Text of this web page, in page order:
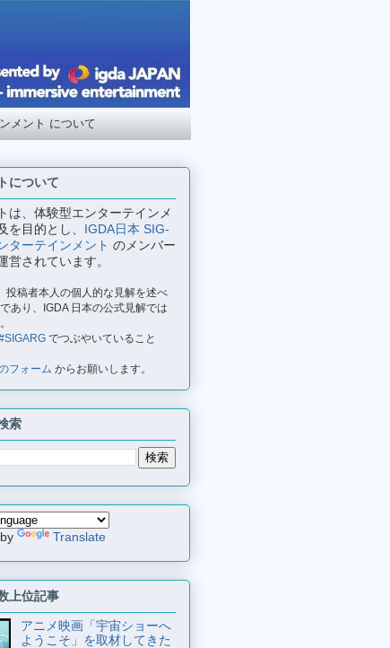
メント について
について
は、体験型エンターテインメ
を目的とし、 IGDA日本 SIG-
ターテインメント のメンバー
営されています。
投稿者本人の個人的な見解を述べ
あり、IGDA 日本の公式見解では
でつぶやいていること
フォーム からお願いします。
索
Translate
上位記事
アニメ映画「宇宙ショーへ
ようこそ」を取材してきた